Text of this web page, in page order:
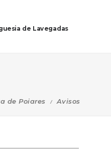
de Lavegadas
de Poiares
Avisos